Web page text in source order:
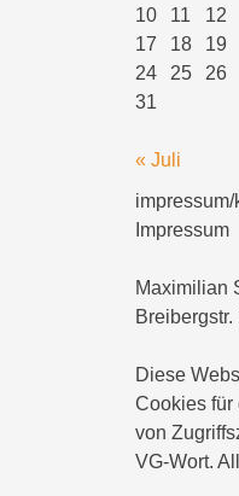
10
11 12
17
18 19
24
25 26
31
« Juli
impressum/
Impressum
Maximilian
Diese
Cookies für
von
VG-Wort.